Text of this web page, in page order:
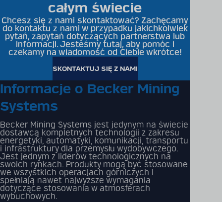
całym świecie
Chcesz się z nami skontaktować? Zachęcamy
do kontaktu z nami w przypadku jakichkolwiek
pytań, zapytań dotyczących partnerstwa lub
informacji. Jesteśmy tutaj, aby pomóc i
czekamy na wiadomość od Ciebie wkrótce!
SKONTAKTUJ SIĘ Z NAMI
Informacje o Becker Mining
Systems
Becker Mining Systems jest jedynym na świecie
dostawcą kompletnych technologii z zakresu
energetyki, automatyki, komunikacji, transportu
i infrastruktury dla przemysłu wydobywczego.
Jest jednym z liderów technologicznych na
swoich rynkach. Produkty mogą być stosowane
we wszystkich operacjach górniczych i
spełniają nawet najwyższe wymagania
dotyczące stosowania w atmosferach
wybuchowych.